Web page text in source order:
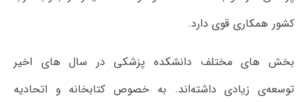
کشور همکاری قوی دارد.
بخش های مختلف دانشکده پزشکی در سال های اخیر
توسعه‌ی زیادی داشته‌اند. به خصوص کتابخانه و اتحادیه